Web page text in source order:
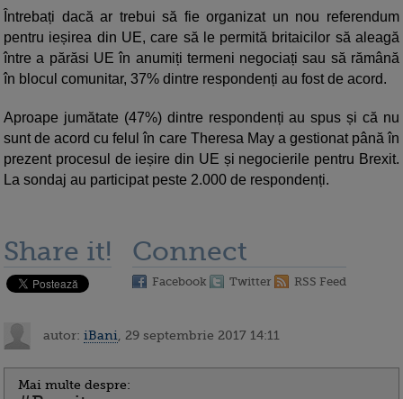
Întrebați dacă ar trebui să fie organizat un nou referendum
pentru ieșirea din UE, care să le permită britaicilor să aleagă
între a părăsi UE în anumiți termeni negociați sau să rămână
în blocul comunitar, 37% dintre respondenți au fost de acord.
Aproape jumătate (47%) dintre respondenți au spus și că nu
sunt de acord cu felul în care Theresa May a gestionat până în
prezent procesul de ieșire din UE și negocierile pentru Brexit.
La sondaj au participat peste 2.000 de respondenți.
Share it! Connect
Facebook Twitter RSS Feed
autor: iBani , 29 septembrie 2017 14:11
Mai multe despre: